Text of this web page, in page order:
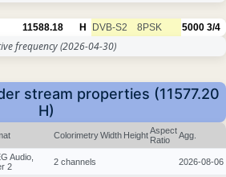
11588.18 H DVB-S2 8PSK 5000 3/4
frequency(2026-04-30)
stream properties (11577.20
H)
ColorimetryWidth HeightAspect
Ratio
Agg.
Audio,
2
2 channels 2026-08-06